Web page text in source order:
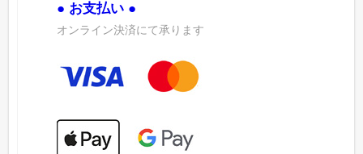
● お支払い ●
オンライン決済にて承ります